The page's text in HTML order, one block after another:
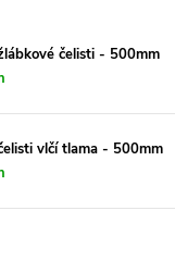
čelisti - 500mm
vlčí tlama - 500mm